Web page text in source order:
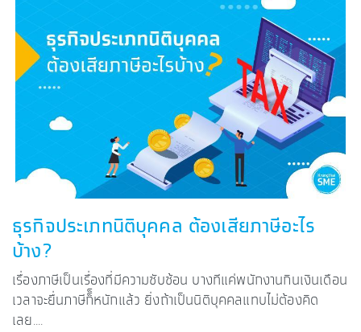
ธุรกิจประเภทนิติบุคคล ต้องเสียภาษีอะไร
บ้าง?
เรื่องภาษีเป็นเรื่องที่มีความซับซ้อน บางทีแค่พนักงานกินเงินเดือน
เวลาจะยื่นภาษีก็็หนักแล้ว ยิ่งถ้าเป็นนิติบุคคลแทบไม่ต้องคิด
เลย....